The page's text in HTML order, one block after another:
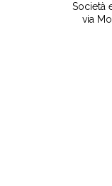
Società
via